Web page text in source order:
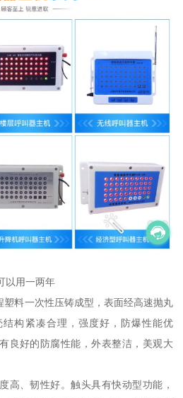
以用一两年
塑料一次性压铸成型，表面经高速抛丸
构紧凑合理，强度好，防爆性能优
良好的防腐性能，外表整洁，美观大
高、韧性好。触头具有快动型功能，